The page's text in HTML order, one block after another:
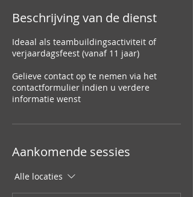
Beschrijving van de dienst
Ideaal als teambuildingsactiviteit of
verjaardagsfeest (vanaf 11 jaar)
Gelieve contact op te nemen via het
contactformulier indien u verdere
informatie wenst
Aankomende sessies
Alle locaties